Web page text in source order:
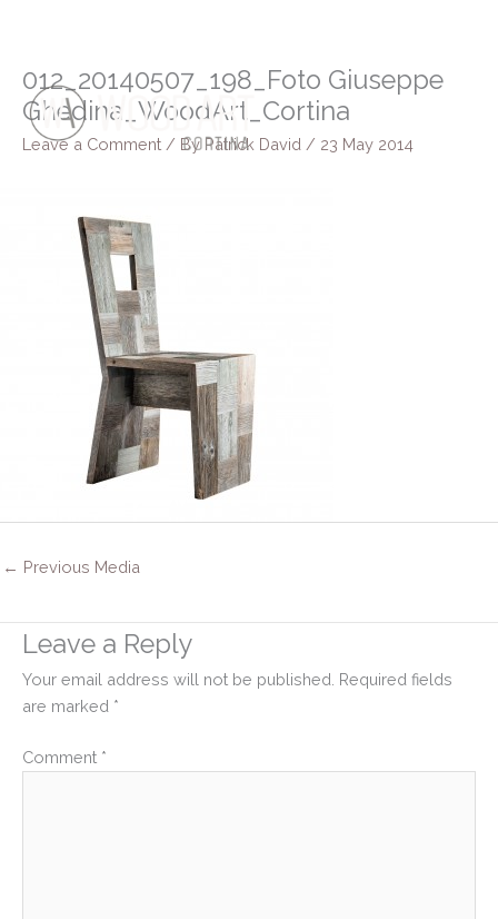
012_20140507_198_Foto Giuseppe
Ghedina_WoodArt_Cortina
Leave a Comment / ByPatrick David / 23 May 2014
← Previous Media
Leave a Reply
Your email address will not be published. Required fields
are marked *
Comment *